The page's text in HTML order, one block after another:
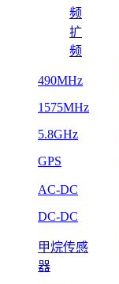
频
扩
频
490MHz
1575MHz
5.8GHz
GPS
AC-DC
DC-DC
甲烷传感
器